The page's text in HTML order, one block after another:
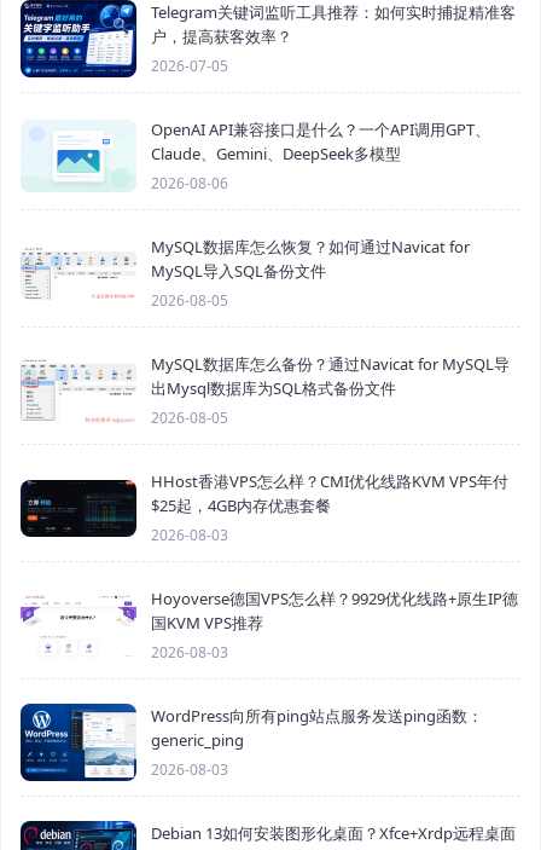
Telegram关键词监听工具推荐：如何实时捕捉精准客
户，提高获客效率？
2026-07-05
OpenAI API兼容接口是什么？一个API调用GPT、
Claude、Gemini、DeepSeek多模型
2026-08-06
MySQL数据库怎么恢复？如何通过Navicat for
MySQL导入SQL备份文件
2026-08-05
MySQL数据库怎么备份？通过Navicat for MySQL导
出Mysql数据库为SQL格式备份文件
2026-08-05
HHost香港VPS怎么样？CMI优化线路KVM VPS年付
$25起，4GB内存优惠套餐
2026-08-03
Hoyoverse德国VPS怎么样？9929优化线路+原生IP德
国KVM VPS推荐
2026-08-03
WordPress向所有ping站点服务发送ping函数：
generic_ping
2026-08-03
Debian 13如何安装图形化桌面？Xfce+Xrdp远程桌面